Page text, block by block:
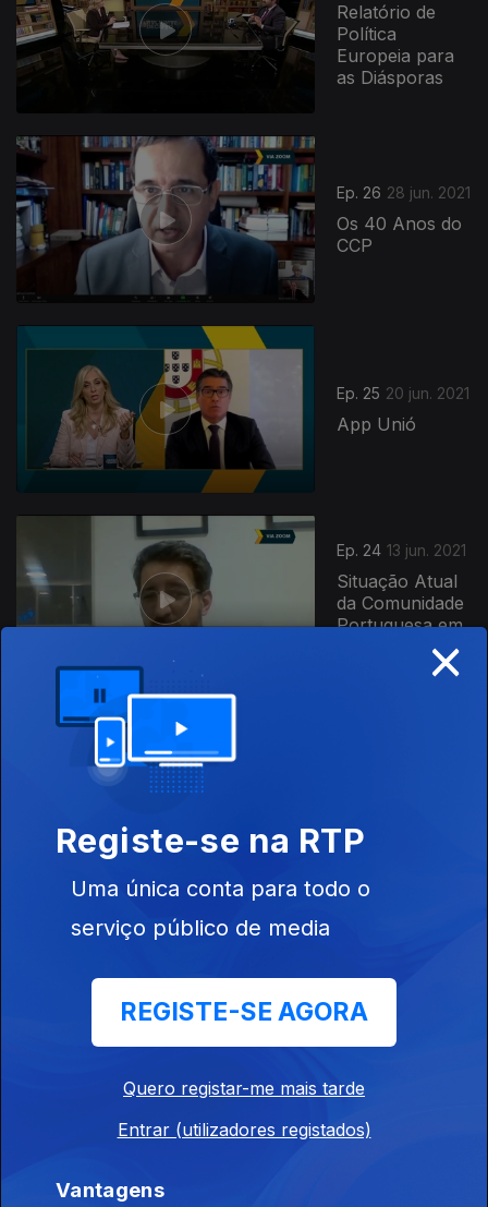
Relatório de
Política
Europeia para
as Diásporas
Ep. 26 28 jun. 2021
Os 40 Anos do
CCP
Ep. 25 20 jun. 2021
App Unió
Ep. 24 13 jun. 2021
Situação Atual
da Comunidade
Portuguesa em
Moçambique
Luso-
descendentes
Raia Termal
Como Destino
Turístico
Madeira e
×
Registe-se na RTP
Uma única conta para todo o
serviço público de media
REGISTE-SE AGORA
Quero registar-me mais tarde
Entrar (utilizadores registados)
Vantagens